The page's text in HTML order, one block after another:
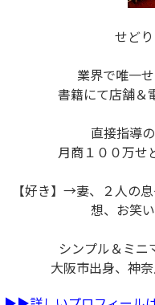
せど
業界で唯一
書籍にて店舗＆
直接指導
月商１００万せ
【好き】→妻、２人の
想、お笑
シンプル＆ミニ
大阪市出身、神